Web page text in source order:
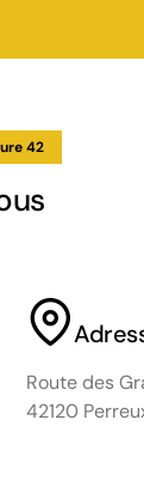
42
Route des
42120